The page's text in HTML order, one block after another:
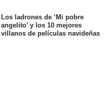
Los ladrones de ‘Mi pobre
angelito’ y los 10 mejores
villanos de películas navideñas